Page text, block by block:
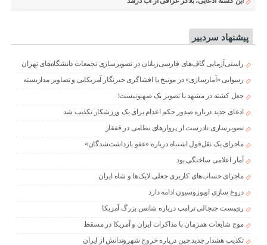
پیشنهاد سردبیر
راستی‌آزمایی گاف‌های فارسی‌زبانان در تصویرسازی تجمعات دانشگاه‌های تهران
رسوایی «آمارسازی» در مونیخ با افشاگری خبرنگار آمریکایی و تصاویر مداربسته
جعل کشته در مشهد با تصویر یک صهیونیست؛
ادعای جدید درباره صدور حکم اعدام برای یک ورزشکار تکذیب شد
تصویرسازی نادرست از پروازهای نظامی در قفقاز
ماجرای یک نقل‌قول اشتباه درباره «عفو بازداشت‌شدگان»
آمار اعلامی ساختگی بود
ماجرای حساب‌های کاربری جعلی لایک‌ها و شاه ایران
دروغ سازی اوپوزوسیون ادامه دارد
ری‌پست جنجالی ترامپ درباره شانس بزرگ آمریکا
موج شایعات همزمان با مذاکرات ایران و آمریکا در مسقط
تکذیب هشدار جدید چین درباره خروج شهروندانش از ایران